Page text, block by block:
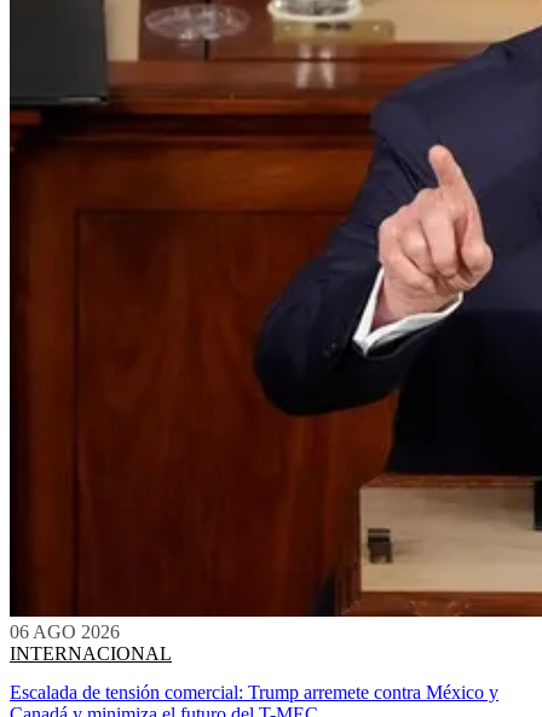
06 AGO 2026
INTERNACIONAL
Escalada de tensión comercial: Trump arremete contra México y